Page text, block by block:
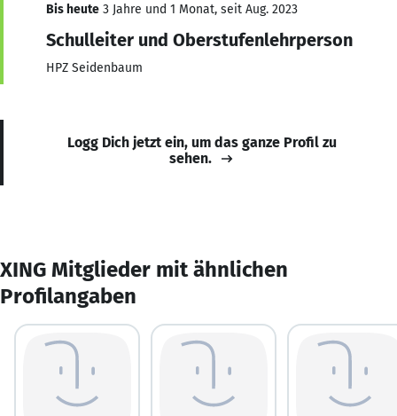
Bis heute 3 Jahre und 1 Monat, seit Aug. 2023
Schulleiter und Oberstufenlehrperson
HPZ Seidenbaum
Logg Dich jetzt ein, um das ganze Profil zu
sehen.
XING Mitglieder mit ähnlichen
Profilangaben